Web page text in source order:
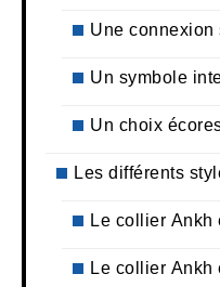
Une connexion
Un symbole
Un choix
Les différents
Le collier Ankh
Le collier Ankh